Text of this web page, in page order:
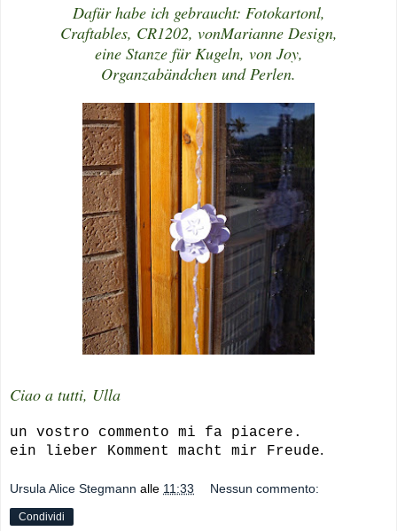
Dafür habe ich gebraucht: Fotokartonl,
Craftables, CR1202, vonMarianne Design,
eine Stanze für Kugeln, von Joy,
Organzabändchen und Perlen.
Ciao a tutti, Ulla
un vostro commento mi fa piacere.
ein lieber Komment macht mir Freude.
Ursula Alice Stegmann alle 11:33 Nessun commento:
Condividi